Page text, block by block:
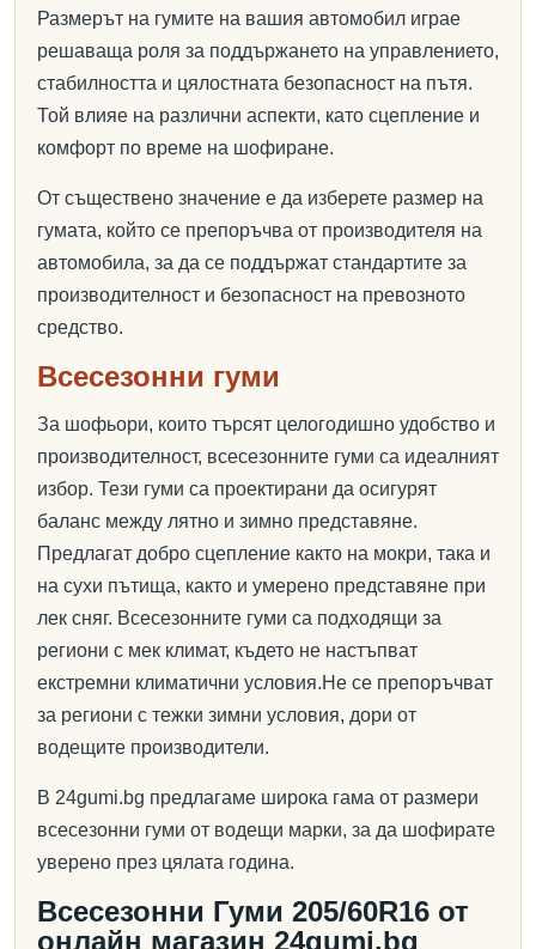
Размерът на гумите на вашия автомобил играе
решаваща роля за поддържането на управлението,
стабилността и цялостната безопасност на пътя.
Той влияе на различни аспекти, като сцепление и
комфорт по време на шофиране.
От съществено значение е да изберете размер на
гумата, който се препоръчва от производителя на
автомобила, за да се поддържат стандартите за
производителност и безопасност на превозното
средство.
Всесезонни гуми
За шофьори, които търсят целогодишно удобство и
производителност, всесезонните гуми са идеалният
избор. Тези гуми са проектирани да осигурят
баланс между лятно и зимно представяне.
Предлагат добро сцепление както на мокри, така и
на сухи пътища, както и умерено представяне при
лек сняг. Всесезонните гуми са подходящи за
региони с мек климат, където не настъпват
екстремни климатични условия.Не се препоръчват
за региони с тежки зимни условия, дори от
водещите производители.
В 24gumi.bg предлагаме широка гама от размери
всесезонни гуми от водещи марки, за да шофирате
уверено през цялата година.
Всесезонни Гуми 205/60R16 от
онлайн магазин 24gumi.bg